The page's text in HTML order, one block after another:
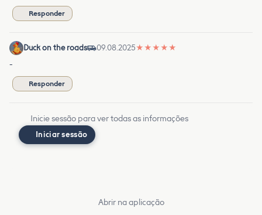
Responder
Duck on the roads 09.08.2025★ ★ ★ ★ ★
-
Responder
Inicie sessão para ver todas as informações
Iniciar sessão
Abrir na aplicação